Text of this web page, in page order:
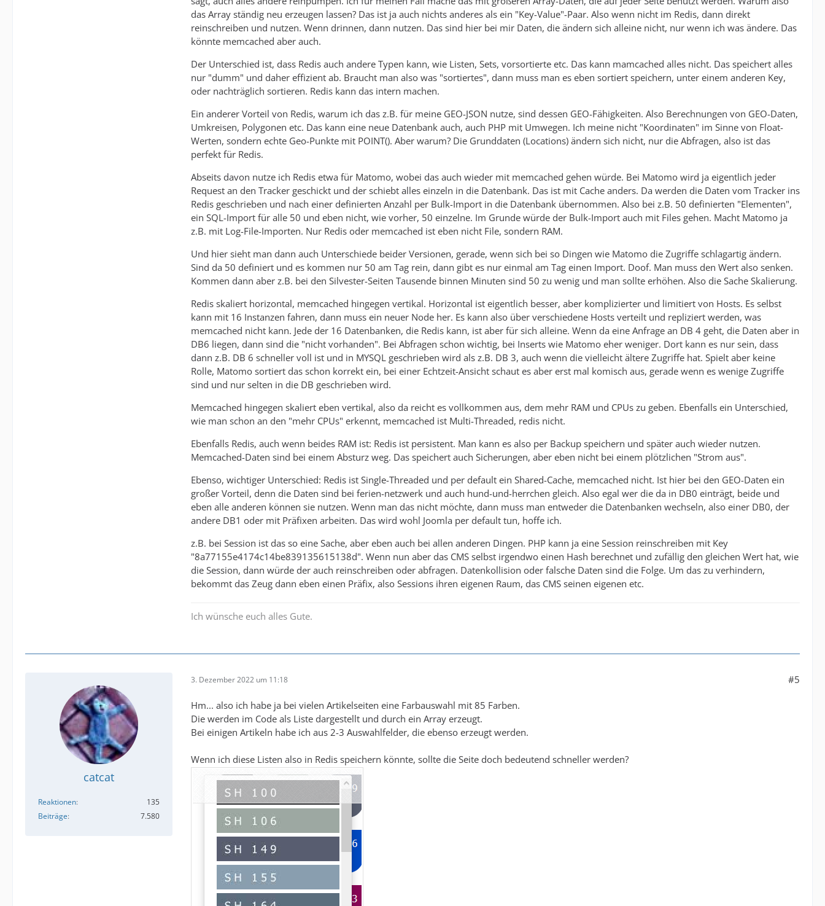
das Array ständig neu erzeugen lassen? Das ist ja auch nichts anderes als ein "Key-Value"-Paar. Also wenn nicht im Redis, dann direkt
reinschreiben und nutzen. Wenn drinnen, dann nutzen. Das sind hier bei mir Daten, die ändern sich alleine nicht, nur wenn ich was ändere. Das
könnte memcached aber auch.
Der Unterschied ist, dass Redis auch andere Typen kann, wie Listen, Sets, vorsortierte etc. Das kann mamcached alles nicht. Das speichert alles
nur "dumm" und daher effizient ab. Braucht man also was "sortiertes", dann muss man es eben sortiert speichern, unter einem anderen Key,
oder nachträglich sortieren. Redis kann das intern machen.
Ein anderer Vorteil von Redis, warum ich das z.B. für meine GEO-JSON nutze, sind dessen GEO-Fähigkeiten. Also Berechnungen von GEO-Daten,
Umkreisen, Polygonen etc. Das kann eine neue Datenbank auch, auch PHP mit Umwegen. Ich meine nicht "Koordinaten" im Sinne von Float-
Werten, sondern echte Geo-Punkte mit POINT(). Aber warum? Die Grunddaten (Locations) ändern sich nicht, nur die Abfragen, also ist das
perfekt für Redis.
Abseits davon nutze ich Redis etwa für Matomo, wobei das auch wieder mit memcached gehen würde. Bei Matomo wird ja eigentlich jeder
Request an den Tracker geschickt und der schiebt alles einzeln in die Datenbank. Das ist mit Cache anders. Da werden die Daten vom Tracker ins
Redis geschrieben und nach einer definierten Anzahl per Bulk-Import in die Datenbank übernommen. Also bei z.B. 50 definierten "Elementen",
ein SQL-Import für alle 50 und eben nicht, wie vorher, 50 einzelne. Im Grunde würde der Bulk-Import auch mit Files gehen. Macht Matomo ja
z.B. mit Log-File-Importen. Nur Redis oder memcached ist eben nicht File, sondern RAM.
Und hier sieht man dann auch Unterschiede beider Versionen, gerade, wenn sich bei so Dingen wie Matomo die Zugriffe schlagartig ändern.
Sind da 50 definiert und es kommen nur 50 am Tag rein, dann gibt es nur einmal am Tag einen Import. Doof. Man muss den Wert also senken.
Kommen dann aber z.B. bei den Silvester-Seiten Tausende binnen Minuten sind 50 zu wenig und man sollte erhöhen. Also die Sache Skalierung.
Redis skaliert horizontal, memcached hingegen vertikal. Horizontal ist eigentlich besser, aber komplizierter und limitiert von Hosts. Es selbst
kann mit 16 Instanzen fahren, dann muss ein neuer Node her. Es kann also über verschiedene Hosts verteilt und repliziert werden, was
memcached nicht kann. Jede der 16 Datenbanken, die Redis kann, ist aber für sich alleine. Wenn da eine Anfrage an DB 4 geht, die Daten aber in
DB6 liegen, dann sind die "nicht vorhanden". Bei Abfragen schon wichtig, bei Inserts wie Matomo eher weniger. Dort kann es nur sein, dass
dann z.B. DB 6 schneller voll ist und in MYSQL geschrieben wird als z.B. DB 3, auch wenn die vielleicht ältere Zugriffe hat. Spielt aber keine
Rolle, Matomo sortiert das schon korrekt ein, bei einer Echtzeit-Ansicht schaut es aber erst mal komisch aus, gerade wenn es wenige Zugriffe
sind und nur selten in die DB geschrieben wird.
Memcached hingegen skaliert eben vertikal, also da reicht es vollkommen aus, dem mehr RAM und CPUs zu geben. Ebenfalls ein Unterschied,
wie man schon an den "mehr CPUs" erkennt, memcached ist Multi-Threaded, redis nicht.
Ebenfalls Redis, auch wenn beides RAM ist: Redis ist persistent. Man kann es also per Backup speichern und später auch wieder nutzen.
Memcached-Daten sind bei einem Absturz weg. Das speichert auch Sicherungen, aber eben nicht bei einem plötzlichen "Strom aus".
Ebenso, wichtiger Unterschied: Redis ist Single-Threaded und per default ein Shared-Cache, memcached nicht. Ist hier bei den GEO-Daten ein
großer Vorteil, denn die Daten sind bei ferien-netzwerk und auch hund-und-herrchen gleich. Also egal wer die da in DB0 einträgt, beide und
eben alle anderen können sie nutzen. Wenn man das nicht möchte, dann muss man entweder die Datenbanken wechseln, also einer DB0, der
andere DB1 oder mit Präfixen arbeiten. Das wird wohl Joomla per default tun, hoffe ich.
z.B. bei Session ist das so eine Sache, aber eben auch bei allen anderen Dingen. PHP kann ja eine Session reinschreiben mit Key
"8a77155e4174c14be839135615138d". Wenn nun aber das CMS selbst irgendwo einen Hash berechnet und zufällig den gleichen Wert hat, wie
die Session, dann würde der auch reinschreiben oder abfragen. Datenkollision oder falsche Daten sind die Folge. Um das zu verhindern,
bekommt das Zeug dann eben einen Präfix, also Sessions ihren eigenen Raum, das CMS seinen eigenen etc.
Ich wünsche euch alles Gute.
catcat
Reaktionen
135
Beiträge
7.580
3. Dezember 2022 um 11:18 #5
Hm... also ich habe ja bei vielen Artikelseiten eine Farbauswahl mit 85 Farben.
Die werden im Code als Liste dargestellt und durch ein Array erzeugt.
Bei einigen Artikeln habe ich aus 2-3 Auswahlfelder, die ebenso erzeugt werden.
Wenn ich diese Listen also in Redis speichern könnte, sollte die Seite doch bedeutend schneller werden?